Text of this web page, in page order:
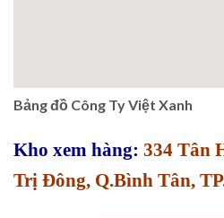
Bảng đồ Công Ty Việt Xanh
Kho xem hàng: 334 Tân
Trị Đông, Q.Bình Tân,